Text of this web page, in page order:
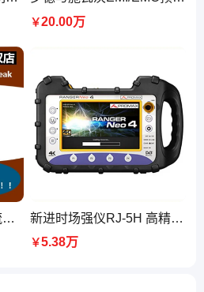
￥20.00万
固纬GLC-9000泄漏电流测试仪25mA 功率20W 电源电压220V 新进时场强仪RJ-5H 高精度 快速检测 连续波测量
￥5.38万